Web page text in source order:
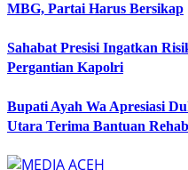
MBG, Partai Harus Bersikap
Sahabat Presisi Ingatkan
Pergantian Kapolri
Bupati Ayah Wa Apresiasi
Utara Terima Bantuan